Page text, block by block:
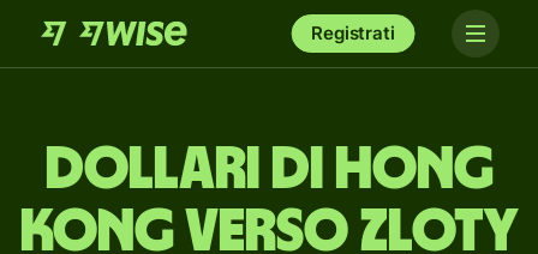
Registrati
dollari di Hong
Kong verso zloty